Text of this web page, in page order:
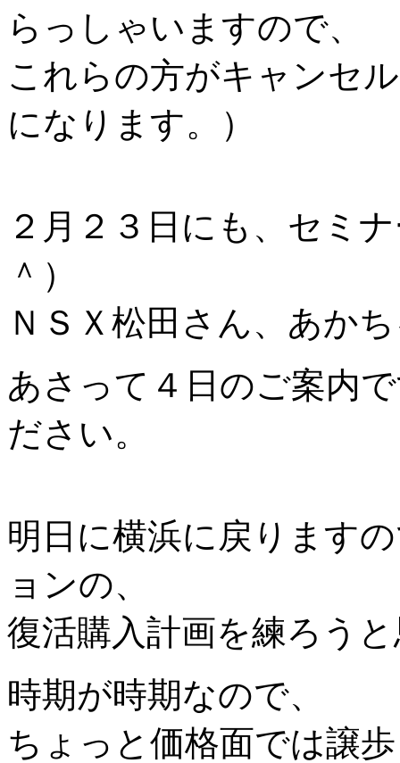
らっしゃいますので、
これらの方がキャンセ
になります。）
２月２３日にも、セミ
＾）
ＮＳＸ松田さん、あか
あさって４日のご案内
ださい。
明日に横浜に戻ります
ョンの、
復活購入計画を練ろう
時期が時期なので、
ちょっと価格面では譲